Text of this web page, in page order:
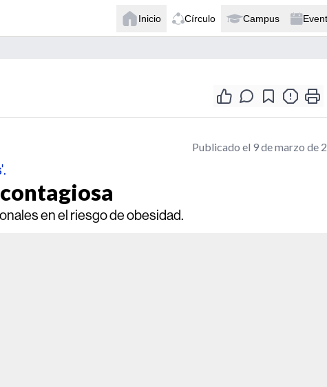
Inicio Círculo Campus
Publicado el 9 de marzo de
en el riesgo de obesidad.